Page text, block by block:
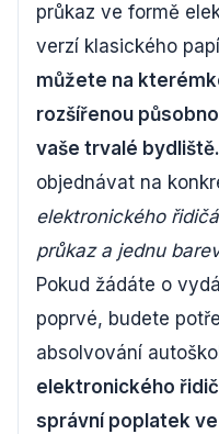
průkaz ve formě
verzí klasického
můžete na
rozšířenou
vaše trvalé bydliště.
objednávat na
elektronického
průkaz a jednu
Pokud žádáte o
poprvé, budete
absolvování
elektronického
správní poplatek